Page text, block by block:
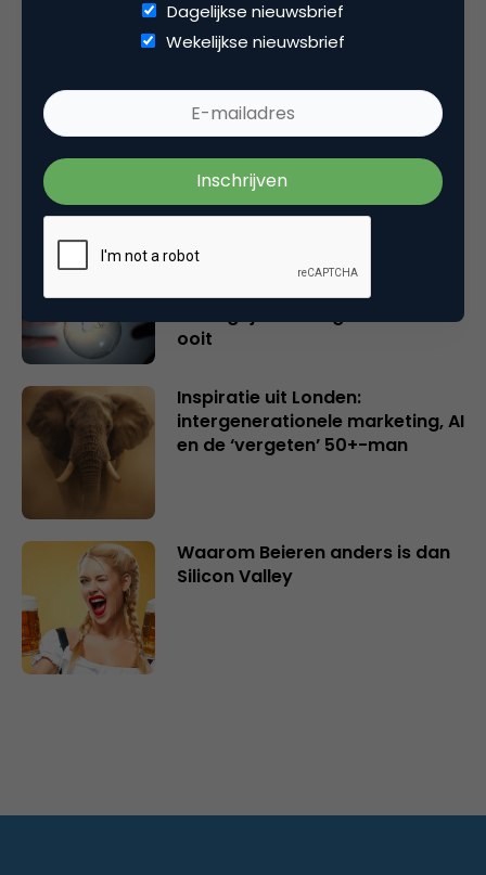
Gerelateerde artikelen
Rebel with or without a cause?
Wake-upcall voor ontwerpers
en merkeigenaren
Creatieve sector als aanjager
van innovatie en ontsluiter en
verbinder van industrieën
ooit
Inspiratie uit Londen:
intergenerationele marketing, AI
en de ‘vergeten’ 50+-man
Waarom Beieren anders is dan
Silicon Valley
Dagelijkse nieuwsbrief
Wekelijkse nieuwsbrief